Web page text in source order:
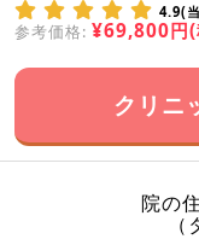
4.9(
参考価格: ¥69,800円(
クリニ
院の